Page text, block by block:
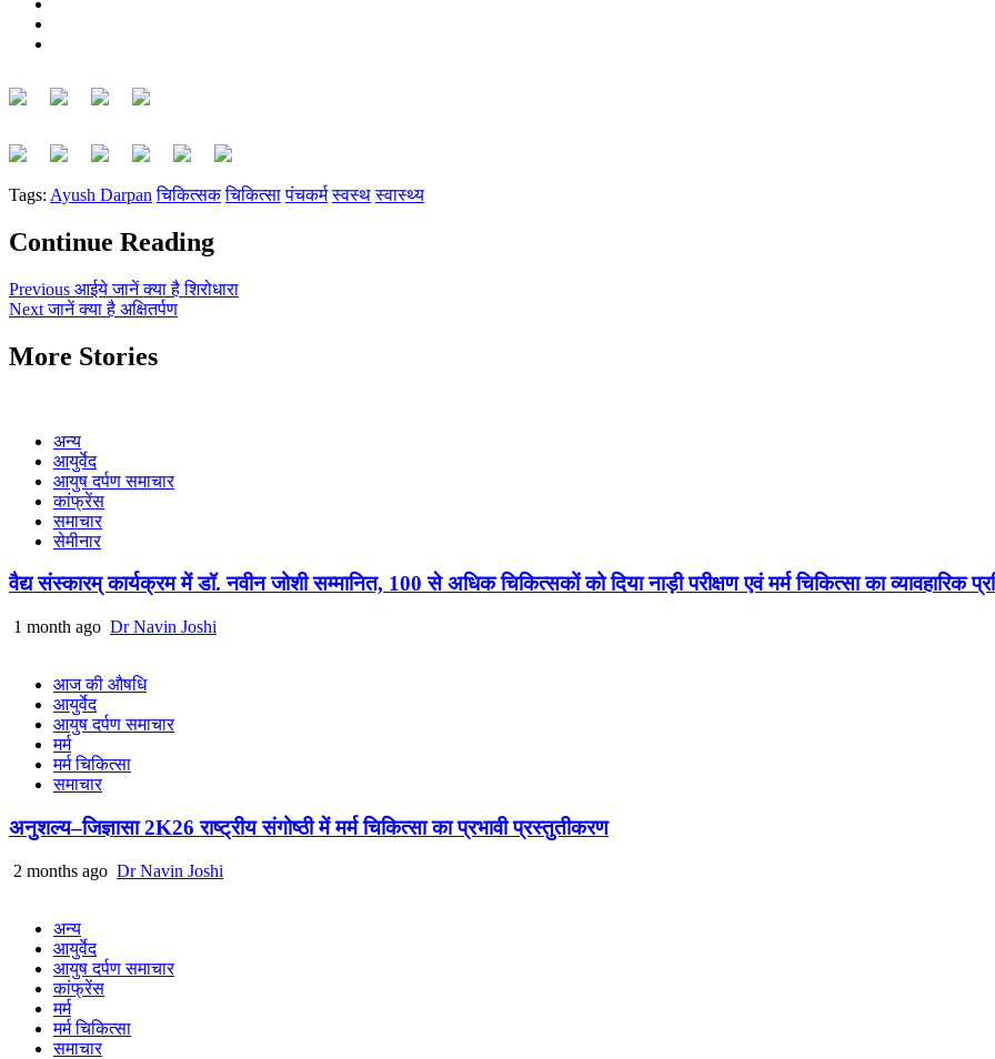
Tags: Ayush Darpan चिकित्सक चिकित्सा पंचकर्म स्वस्थ स्वास्थ्य
Continue Reading
Previous आईये जानें क्या है शिरोधारा
Nextजानें क्या है अक्षितर्पण
More Stories
अन्य
आयुर्वेद
आयुष दर्पण समाचार
कांफ्रेंस
समाचार
सेमीनार
वैद्य संस्कारम् कार्यक्रम में डॉ. नवीन जोशी सम्मानित, 100 से अधिक चिकित्सकों को दिया नाड़ी परीक्षण एवं मर्म चिकित्सा का व्यावहारिक
1 month ago Dr Navin Joshi
आज की औषधि
आयुर्वेद
आयुष दर्पण समाचार
मर्म
मर्म चिकित्सा
समाचार
अनुशल्य–जिज्ञासा 2K26 राष्ट्रीय संगोष्ठी में मर्म चिकित्सा का प्रभावी प्रस्तुतीकरण
2 months ago Dr Navin Joshi
अन्य
आयुर्वेद
आयुष दर्पण समाचार
कांफ्रेंस
मर्म
मर्म चिकित्सा
समाचार